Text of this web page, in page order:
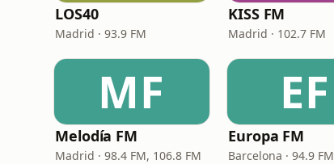
LOS40
Madrid · 93.9 FM
KISS FM
Madrid · 102.7 FM
MF
Melodía FM
Madrid · 98.4 FM, 106.8 FM
EF
Europa FM
Barcelona · 94.9 FM